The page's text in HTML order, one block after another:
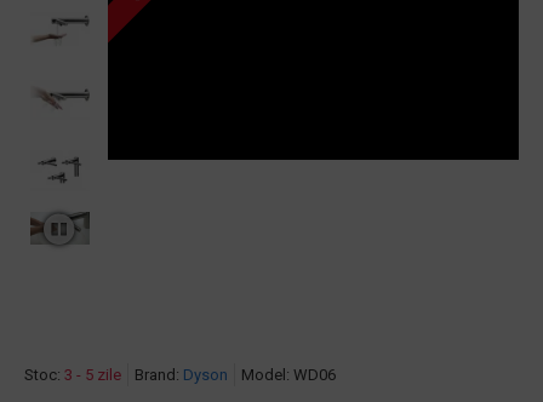
Stoc: 3 - 5 zile Brand: Dyson Model: WD06